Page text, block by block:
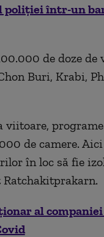
poliției într-un
de doze de
Buri, Krabi,
viitoare,
de camere. Aici
în loc să fie
al